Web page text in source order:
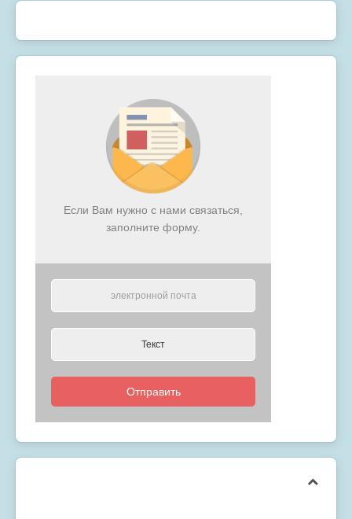
Если Вам нужно с нами связаться,
заполните форму.
Отправить